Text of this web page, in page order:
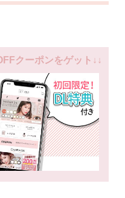
クーポンをゲット↓↓